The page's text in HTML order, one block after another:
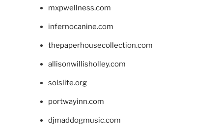
mxpwellness.com
infernocanine.com
thepaperhousecollection.com
allisonwillisholley.com
solslite.org
portwayinn.com
djmaddogmusic.com